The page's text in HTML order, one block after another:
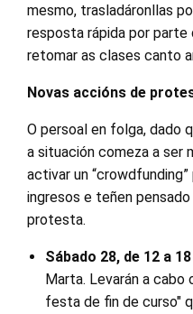
mesmo, trasladáronllas
resposta rápida por parte
retomar as clases canto
Novas accións de
O persoal en folga, dado
a situación comeza a ser
activar un
ingresos e teñen
protesta.
Sábado 28, de 12 a
Marta. Levarán a cabo
festa de fin de curso"